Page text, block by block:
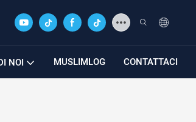
NOI MUSLIMLOG CONTATTACI